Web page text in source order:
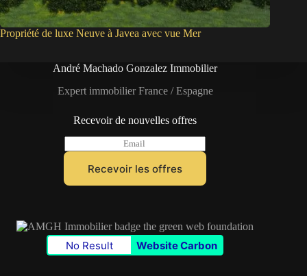
Propriété de luxe Neuve à Javea avec vue Mer
André Machado Gonzalez Immobilier
Expert immobilier France / Espagne
Recevoir de nouvelles offres
m
l
Recevoir les offres
No Result Website Carbon